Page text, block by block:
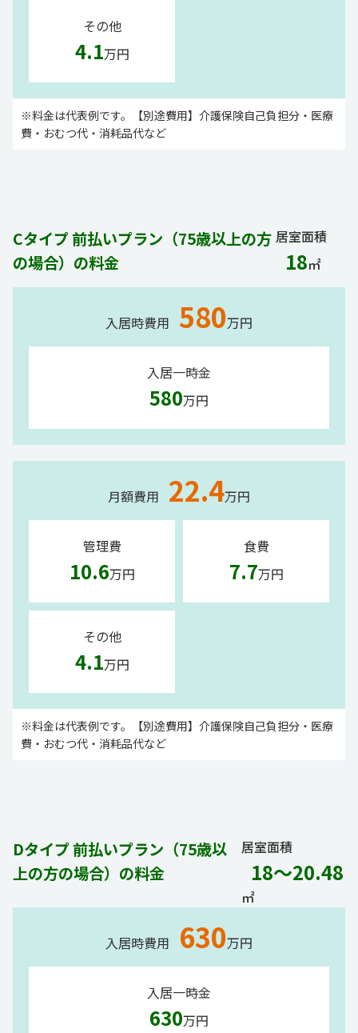
その他
4.1万円
※料金は代表例です。【別途費用】介護保険自己負担分・医療
費・おむつ代・消耗品代など
Cタイプ 前払いプラン（75歳以上の方
の場合）の料金
居室面積
18㎡
入居時費用 580万円
入居一時金
580万円
月額費用 22.4万円
管理費
10.6万円
食費
7.7万円
その他
4.1万円
※料金は代表例です。【別途費用】介護保険自己負担分・医療
費・おむつ代・消耗品代など
Dタイプ 前払いプラン（75歳以
上の方の場合）の料金
居室面積
18～20.48
㎡
入居時費用 630万円
入居一時金
630万円